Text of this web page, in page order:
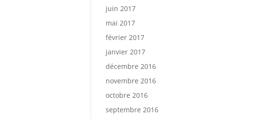
juin 2017
mai 2017
février 2017
janvier 2017
décembre 2016
novembre 2016
octobre 2016
septembre 2016